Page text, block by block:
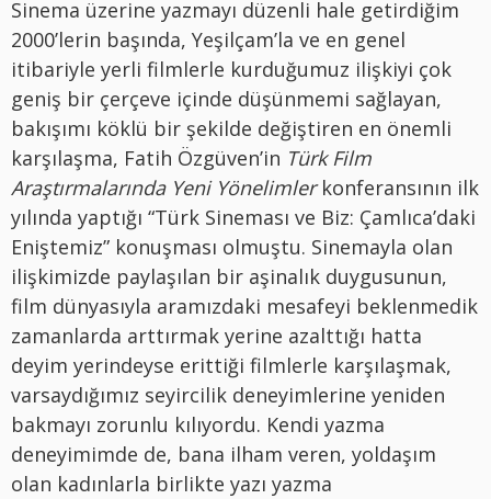
Sinema üzerine yazmayı düzenli hale getirdiğim
2000’lerin başında, Yeşilçam’la ve en genel
itibariyle yerli filmlerle kurduğumuz ilişkiyi çok
geniş bir çerçeve içinde düşünmemi sağlayan,
bakışımı köklü bir şekilde değiştiren en önemli
karşılaşma, Fatih Özgüven’in Türk Film
Araştırmalarında Yeni Yönelimlerkonferansının ilk
yılında yaptığı “Türk Sineması ve Biz: Çamlıca’daki
Eniştemiz” konuşması olmuştu. Sinemayla olan
ilişkimizde paylaşılan bir aşinalık duygusunun,
film dünyasıyla aramızdaki mesafeyi beklenmedik
zamanlarda arttırmak yerine azalttığı hatta
deyim yerindeyse erittiği filmlerle karşılaşmak,
varsaydığımız seyircilik deneyimlerine yeniden
bakmayı zorunlu kılıyordu. Kendi yazma
deneyimimde de, bana ilham veren, yoldaşım
olan kadınlarla birlikte yazı yazma